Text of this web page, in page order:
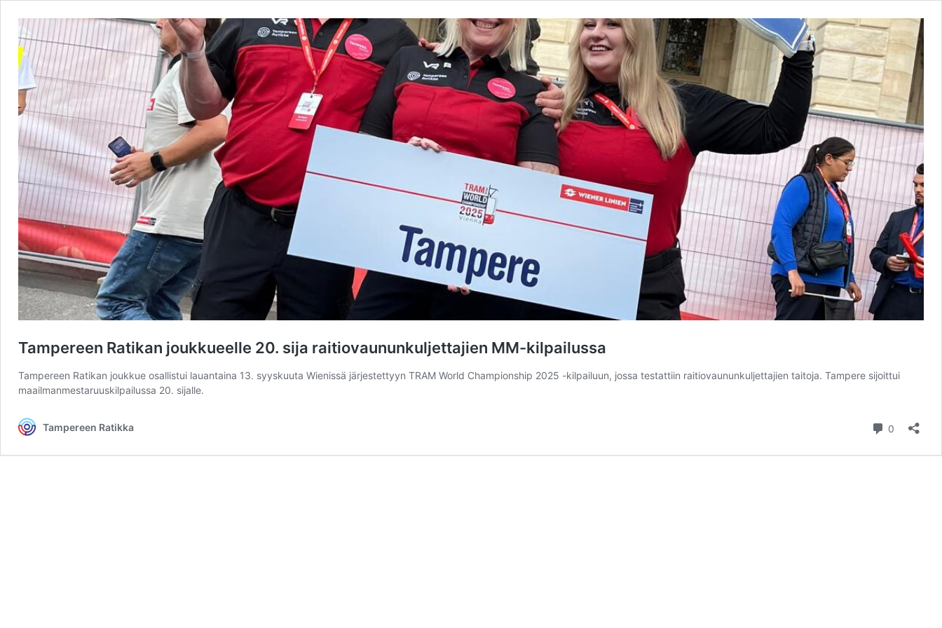
Tampereen Ratikan joukkueelle 20. sija raitiovaununkuljettajien MM-kilpailussa
Tampereen Ratikan joukkue osallistui lauantaina 13. syyskuuta Wienissä järjestettyyn TRAM World Championship 2025 -kilpailuun, jossa testattiin raitiovaununkuljettajien taitoja. Tampere sijoittui
maailmanmestaruuskilpailussa 20. sijalle.
Tampereen Ratikka 0